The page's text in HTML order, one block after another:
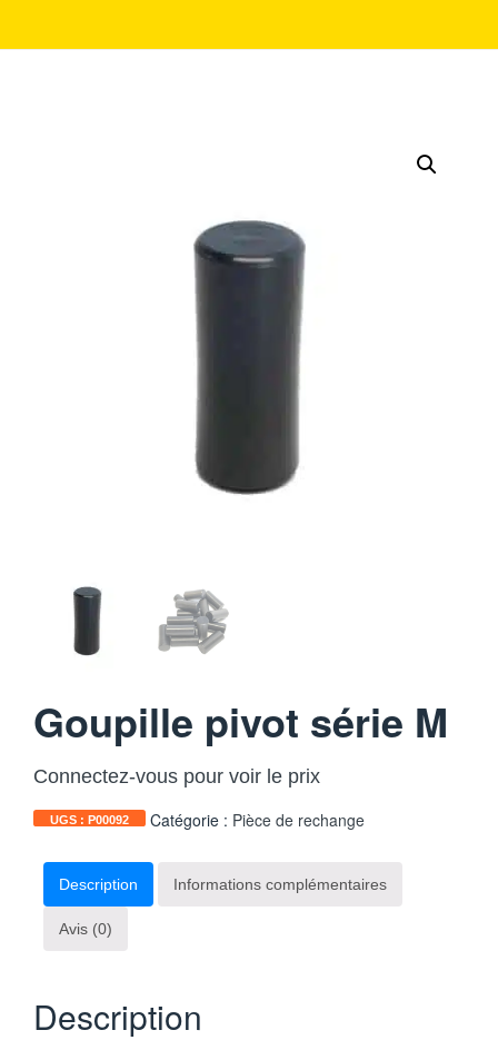
Goupille pivot série M
Connectez-vous pour voir le prix
UGS : P00092 Catégorie : Pièce de rechange
Description Informations complémentaires
Avis (0)
Description